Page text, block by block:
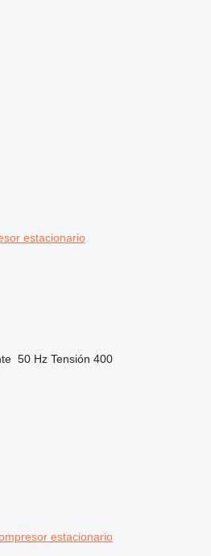
estacionario
50 Hz Tensión 400
estacionario